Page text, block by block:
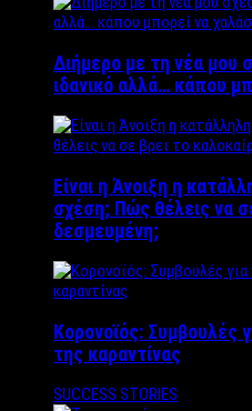
Διήμερο με τη νέα μου
ιδανικό αλλά… κάπου
Είναι η Άνοιξη η
σχέση; Πώς θέλεις να
δεσμευμένη;
Κορονοϊός: Συμβουλές
της καραντίνας
SUCCESS STORIES